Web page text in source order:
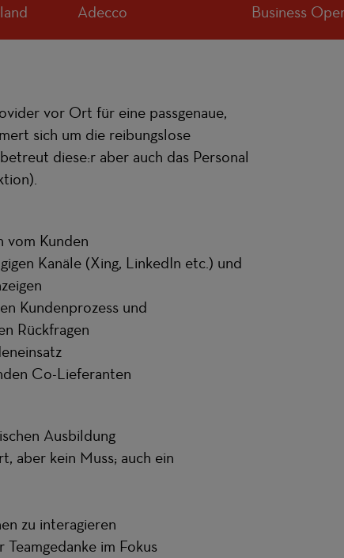
Adecco Business
vor Ort für eine passgenaue,
sich um die reibungslose
diese:r aber auch das Personal
vom Kunden
Kanäle (Xing, LinkedIn etc.) und
Kundenprozess und
Rückfragen
Co-Lieferanten
Ausbildung
aber kein Muss; auch ein
zu interagieren
im Fokus